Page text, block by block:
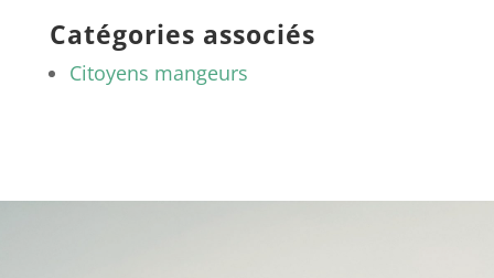
Catégories associés
Citoyens mangeurs